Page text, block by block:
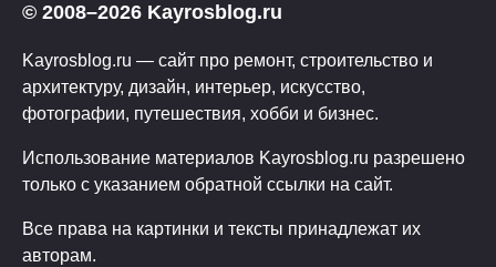
© 2008–2026 Kayrosblog.ru
Kayrosblog.ru — сайт про ремонт, строительство и
архитектуру, дизайн, интерьер, искусство,
фотографии, путешествия, хобби и бизнес.
Использование материалов Kayrosblog.ru разрешено
только с указанием обратной ссылки на сайт.
Все права на картинки и тексты принадлежат их
авторам.